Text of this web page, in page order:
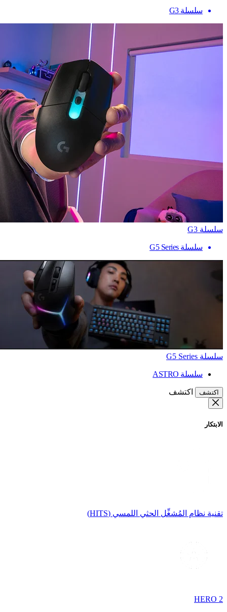
سلسلة G3
سلسلة G3
سلسلة G5 Series
سلسلة G5 Series
سلسلة ASTRO
اكتشف اكتشف
الابتكار
تقنية نظام المُشغِّل الحثي اللمسي (HITS)
HERO 2